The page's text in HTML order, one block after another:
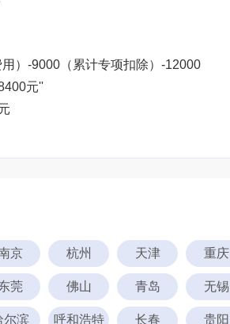
）-9000（累计专项扣除）-12000
元''
京 杭州 天津 重庆
莞 佛山 青岛 无锡
尔滨 呼和浩特 长春 贵阳